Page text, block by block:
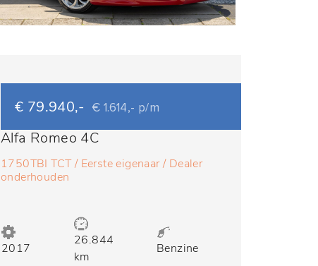
€ 79.940,- € 1.614,- p/m
Alfa Romeo 4C
1750TBI TCT / Eerste eigenaar / Dealer
onderhouden
2017
26.844
km
Benzine